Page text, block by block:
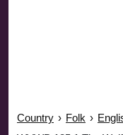
Country › Folk ›